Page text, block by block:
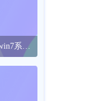
怎样用u盘安装win7系统？u盘安装win7系统的操作方法